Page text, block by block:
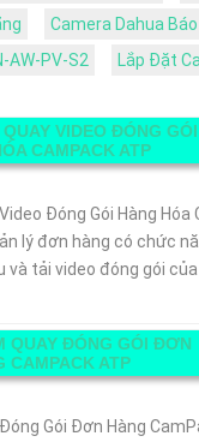
Camera Dahua
AW-PV-S2
Lắp Đặt
VIDEO ĐÓNG GÓI
CAMPACK ATP
Đóng Gói Hàng Hóa
lý đơn hàng có chức
và tải video đóng gói
QUAY ĐÓNG GÓI ĐƠN
CAMPACK ATP
Gói Đơn Hàng